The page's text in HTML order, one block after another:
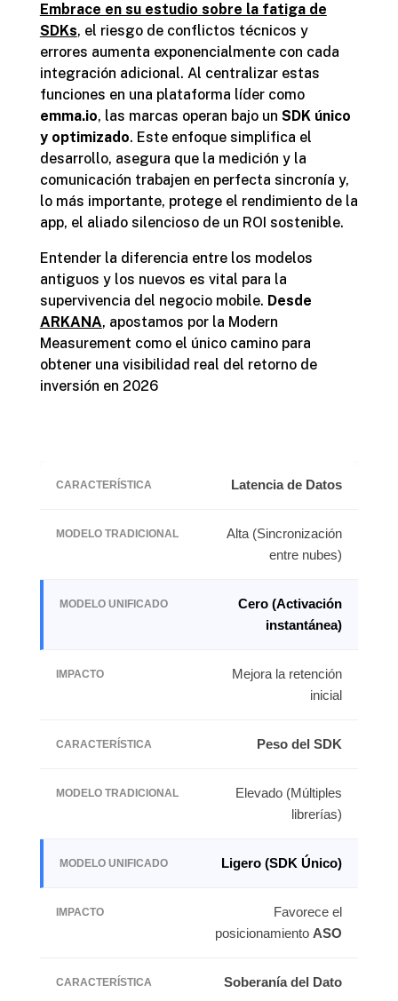
Embrace en su estudio sobre la fatiga de
SDKs, el riesgo de conflictos técnicos y
errores aumenta exponencialmente con cada
integración adicional. Al centralizar estas
funciones en una plataforma líder como
emma.io, las marcas operan bajo un SDK único
y optimizado. Este enfoque simplifica el
desarrollo, asegura que la medición y la
comunicación trabajen en perfecta sincronía y,
lo más importante, protege el rendimiento de la
app, el aliado silencioso de un ROI sostenible.
Entender la diferencia entre los modelos
antiguos y los nuevos es vital para la
supervivencia del negocio mobile. Desde
ARKANA, apostamos por la Modern
Measurement como el único camino para
obtener una visibilidad real del retorno de
inversión en 2026
Latencia de Datos
Alta (Sincronización
entre nubes)
Cero (Activación
instantánea)
Mejora la retención
inicial
Peso del SDK
Elevado (Múltiples
librerías)
Ligero (SDK Único)
Favorece el
posicionamiento ASO
Soberanía del Dato